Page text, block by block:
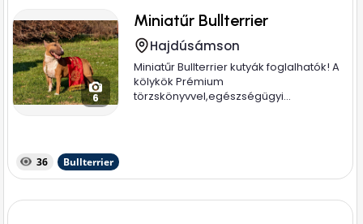
6
Miniatűr Bullterrier
Hajdúsámson
Miniatűr Bullterrier kutyák foglalhatók! A
kölykök Prémium
törzskönyvvel,egészségügyi...
36 Bullterrier